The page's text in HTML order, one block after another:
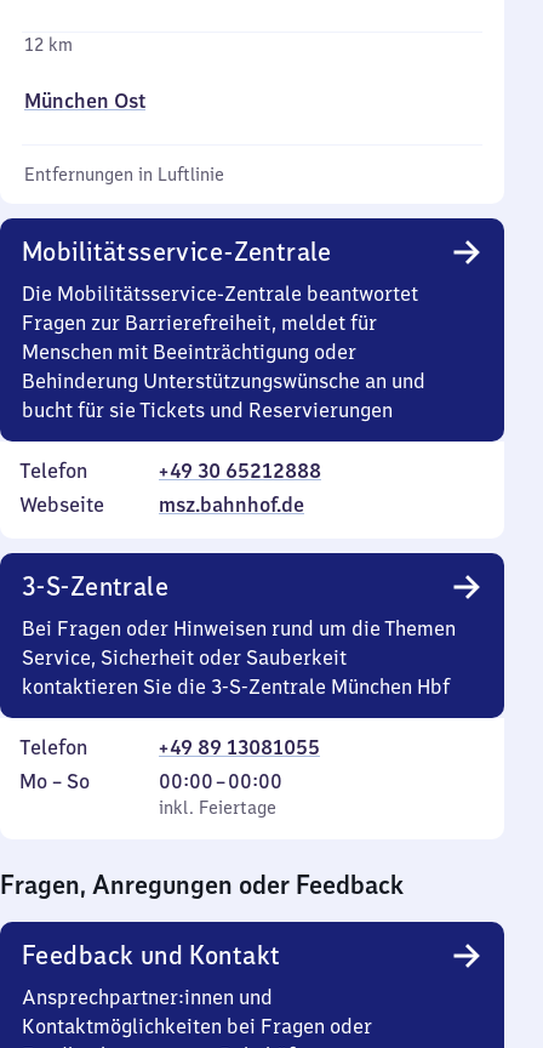
12 km
München Ost
Entfernungen in Luftlinie
Mobilitätsservice-Zentrale
Die Mobilitätsservice-Zentrale beantwortet
Fragen zur Barrierefreiheit, meldet für
Menschen mit Beeinträchtigung oder
Behinderung Unterstützungswünsche an und
bucht für sie Tickets und Reservierungen
Telefon
+49 30 65212888
Webseite
msz.bahnhof.de
3-S-Zentrale
Bei Fragen oder Hinweisen rund um die Themen
Service, Sicherheit oder Sauberkeit
kontaktieren Sie die 3-S-Zentrale München Hbf
Telefon
+49 89 13081055
Montag
Mo – So,
inkl. Feiertage
00:00–00:00
Von
0
0
Uhr
inkl. Feiertage
Fragen, Anregungen oder Feedback
Feedback und Kontakt
Ansprechpartner:innen und
Kontaktmöglichkeiten bei Fragen oder